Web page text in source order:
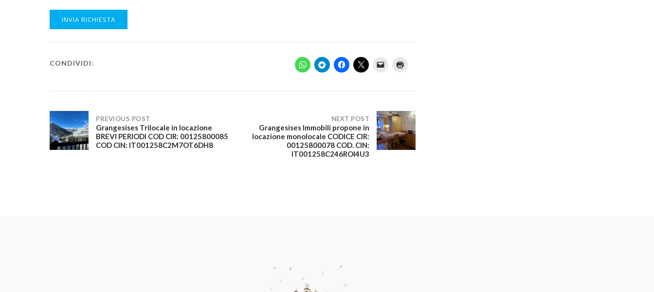
CONDIVIDI:
Post
PREVIOUS POST
Grangesises Trilocale in locazione
BREVI PERIODI COD CIR: 00125800085
COD CIN: IT001258C2M7OT6DH8
NEXT POST
Grangesises Immobili propone in
locazione monolocale CODICE CIR:
00125800078 COD. CIN:
IT001258C246ROI4U3